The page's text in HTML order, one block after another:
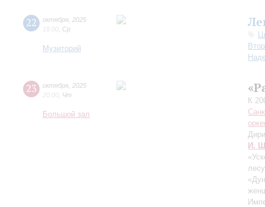
22 октября 2025
18:00 Ср
Музиторий
23 октября 2025
20:00 Чт
Большой зал
К
И.